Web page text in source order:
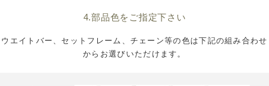
4.部品色をご指定下さい
ウエイトバー、セットフレーム、チェーン等の色は下記の組み合わせ
からお選びいただけます。